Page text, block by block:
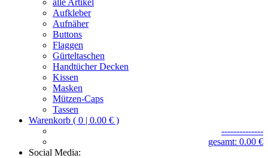
Aufkleber
Aufnäher
Buttons
Flaggen
Gürteltaschen
Handtücher Decken
Kissen
Masken
Mützen-Caps
Tassen
Warenkorb ( 0 | 0.00 € )
--------------
gesamt: 0.00 €
Social Media: